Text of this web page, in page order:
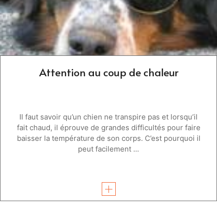
Attention au coup de chaleur
Il faut savoir qu’un chien ne transpire pas et lorsqu’il
fait chaud, il éprouve de grandes difficultés pour faire
baisser la température de son corps. C’est pourquoi il
peut facilement ...